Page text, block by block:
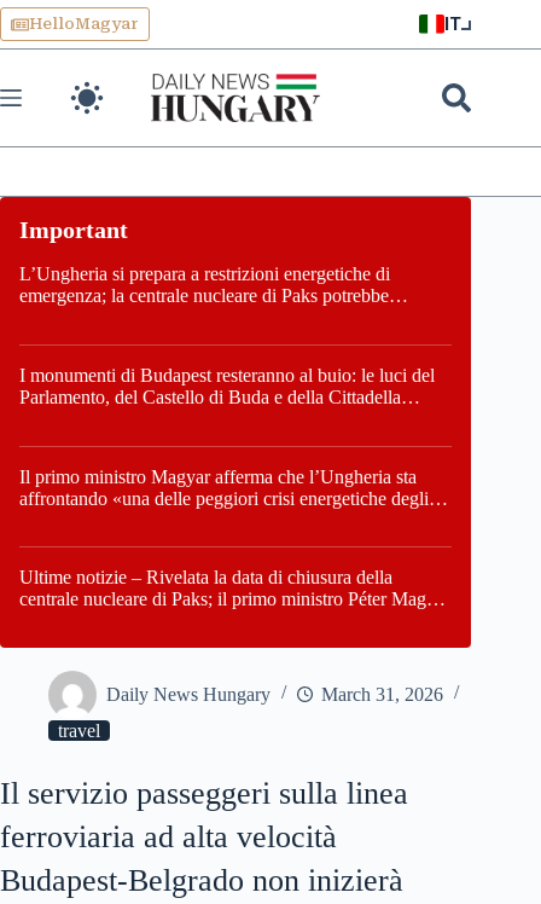
Skip
to
content
HelloMagyar IT
L’Ungheria si prepara a restrizioni energetiche di
emergenza; la centrale nucleare di Paks potrebbe
I monumenti di Budapest resteranno al buio: le luci del
Parlamento, del Castello di Buda e della Cittadella
Il primo ministro Magyar afferma che l’Ungheria sta
affrontando «una delle peggiori crisi energetiche degli
Paks
Ultime notizie – Rivelata la data di chiusura della
centrale nucleare di Paks; il primo ministro Péter Magyar
Daily News Hungary
March 31, 2026
travel
Il servizio passeggeri sulla linea
ferroviaria ad alta velocità
Budapest-Belgrado non inizierà